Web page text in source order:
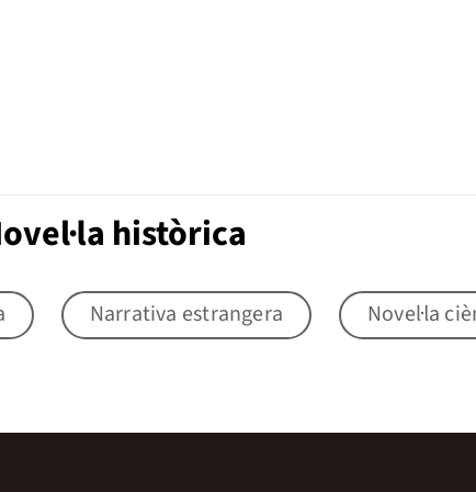
històrica
Narrativa estrangera Novel·la